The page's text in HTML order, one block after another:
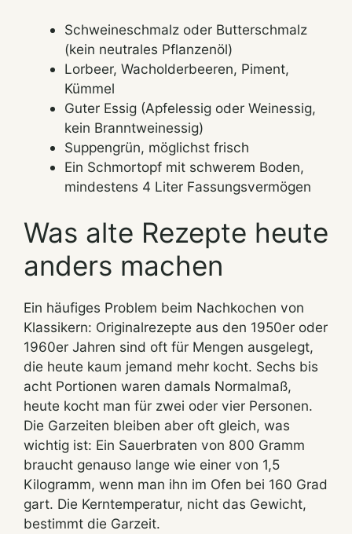
Schweineschmalz oder Butterschmalz
(kein neutrales Pflanzenöl)
Lorbeer, Wacholderbeeren, Piment,
Kümmel
Guter Essig (Apfelessig oder Weinessig,
kein Branntweinessig)
Suppengrün, möglichst frisch
Ein Schmortopf mit schwerem Boden,
mindestens 4 Liter Fassungsvermögen
Was alte Rezepte heute
anders machen
Ein häufiges Problem beim Nachkochen von
Klassikern: Originalrezepte aus den 1950er oder
1960er Jahren sind oft für Mengen ausgelegt,
die heute kaum jemand mehr kocht. Sechs bis
acht Portionen waren damals Normalmaß,
heute kocht man für zwei oder vier Personen.
Die Garzeiten bleiben aber oft gleich, was
wichtig ist: Ein Sauerbraten von 800 Gramm
braucht genauso lange wie einer von 1,5
Kilogramm, wenn man ihn im Ofen bei 160 Grad
gart. Die Kerntemperatur, nicht das Gewicht,
bestimmt die Garzeit.